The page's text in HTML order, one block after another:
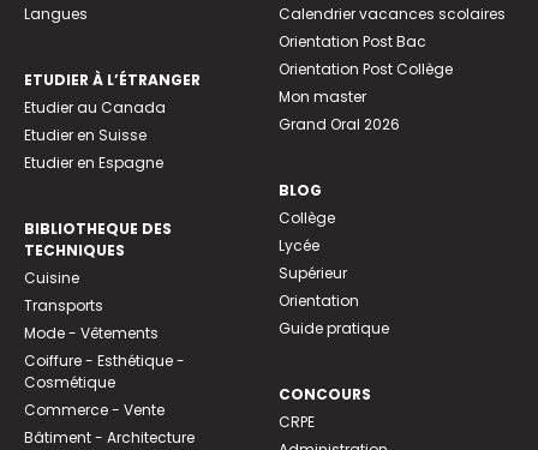
Langues
ETUDIER À L’ÉTRANGER
Etudier au Canada
Etudier en Suisse
Etudier en Espagne
BIBLIOTHEQUE DES
TECHNIQUES
Cuisine
Transports
Mode - Vêtements
Coiffure - Esthétique -
Cosmétique
Commerce - Vente
Bâtiment - Architecture
Calendrier vacances scolaires
Orientation Post Bac
Orientation Post Collège
Mon master
Grand Oral 2026
BLOG
Collège
Lycée
Supérieur
Orientation
Guide pratique
CONCOURS
CRPE